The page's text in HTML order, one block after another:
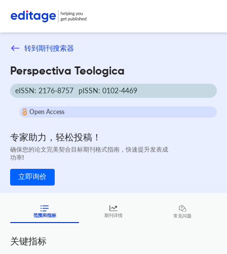
转到期刊搜索器
Perspectiva Teologica
eISSN: 2176-8757 pISSN: 0102-4469
Open Access
专家助力，轻松投稿！
确保您的论文完美契合目标期刊格式指南，快速提升发表成
功率!
立即询价
范围和指标 期刊详情 常见问题
关键指标